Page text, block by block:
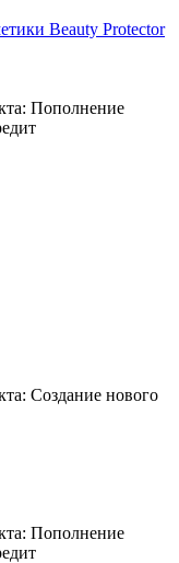
Beauty Protector
Пополнение
Создание нового
Пополнение